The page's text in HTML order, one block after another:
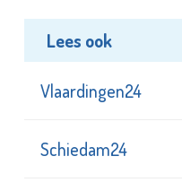
Lees ook
Vlaardingen24
Schiedam24